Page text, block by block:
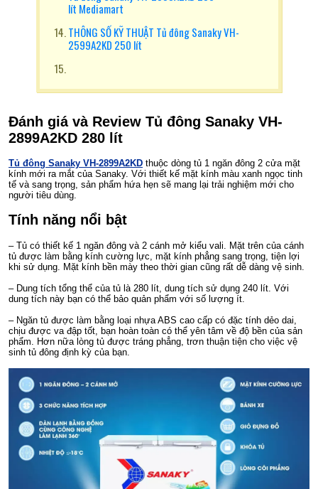
lít Mediamart
THÔNG SỐ KỸ THUẬT Tủ đông Sanaky VH-
2599A2KD 250 lít
Đánh giá và Review Tủ đông Sanaky VH-
2899A2KD 280 lít
Tủ đông Sanaky VH-2899A2KD thuộc dòng tủ 1 ngăn đông 2 cửa mặt
kính mới ra mắt của Sanaky. Với thiết kế mặt kính màu xanh ngọc tinh
tế và sang trọng, sản phẩm hứa hẹn sẽ mang lại trải nghiệm mới cho
người tiêu dùng.
Tính năng nổi bật
– Tủ có thiết kế 1 ngăn đông và 2 cánh mở kiểu vali. Mặt trên của cánh
tủ được làm bằng kính cường lực, mặt kính phẳng sang trọng, tiện lợi
khi sử dụng. Mặt kính bền mày theo thời gian cũng rất dễ dàng vệ sinh.
– Dung tích tổng thể của tủ là 280 lít, dung tích sử dụng 240 lít. Với
dung tích này bạn có thể bảo quản phẩm với số lượng ít.
– Ngăn tủ được làm bằng loại nhựa ABS cao cấp có đặc tính dẻo dai,
chịu được va đập tốt, bạn hoàn toàn có thể yên tâm về độ bền của sản
phẩm. Hơn nữa lòng tủ được tráng phẳng, trơn thuận tiện cho việc vệ
sinh tủ đông định kỳ của bạn.